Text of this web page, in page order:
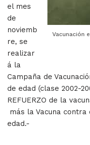
Vacunación
el mes
de
noviemb
re, se
realizar
á la
Campaña de
de edad (clase 2002-
REFUERZO de la
más la Vacuna contra
edad.-